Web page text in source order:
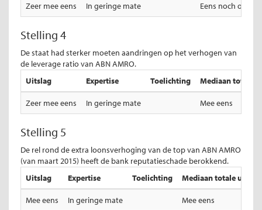
Zeer mee eens In geringe mate Eens noch
Stelling 4
De staat had sterker moeten aandringen op het verhogen van
de leverage ratio van ABN AMRO.
Uitslag
Expertise Toelichting Mediaan totale
Zeer mee eens In geringe mate Mee eens
Stelling 5
De rel rond de extra loonsverhoging van de top van ABN AMRO
(van maart 2015) heeft de bank reputatieschade berokkend.
Uitslag
Expertise Toelichting Mediaan totale uitslag
Mee eens In geringe mate Mee eens